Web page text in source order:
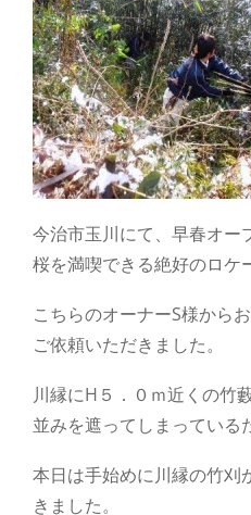
今治市玉川にて、早春オー
桜を満喫できる絶好のロケ
こちらのオーナーS様から
ご依頼いただきました。
川縁にH５．０ｍ近くの竹
並みを遮ってしまっている
本日は手始めに川縁の竹刈
きました。